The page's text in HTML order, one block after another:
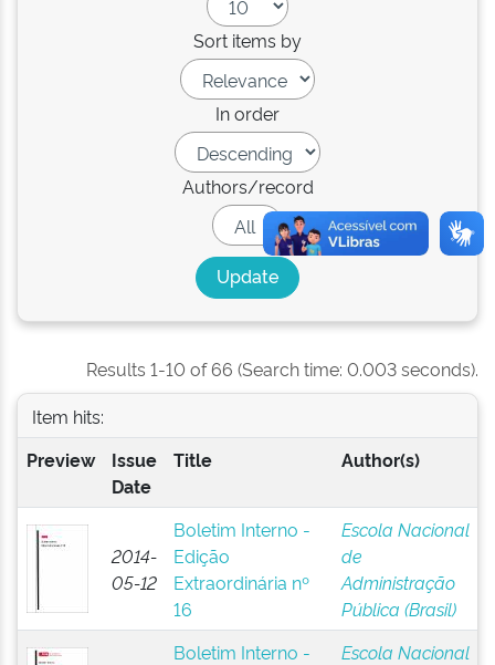
Sort items by
In order
Authors/record
Results 1-10 of 66 (Search time: 0.003 seconds).
Item hits:
Preview
Issue
Date
Title Author(s)
2014-
05-12
Boletim Interno -
Edição
Extraordinária nº
16
Escola Nacional
de
Administração
Pública (Brasil)
Boletim Interno -
Escola Nacional